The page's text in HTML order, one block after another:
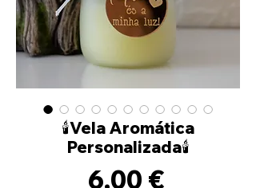
🕯️Vela Aromática
Personalizada🕯️
6,00 €Prix